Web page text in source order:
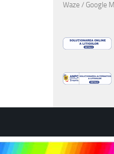
Waze / Google